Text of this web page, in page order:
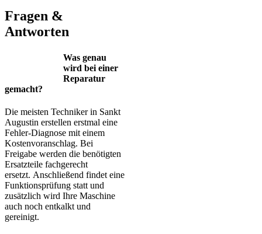
Fragen &
Antworten
Was genau
wird bei einer
Reparatur
gemacht?
Die meisten Techniker in Sankt
Augustin erstellen erstmal eine
Fehler-Diagnose mit einem
Kostenvoranschlag. Bei
Freigabe werden die benötigten
Ersatzteile fachgerecht
ersetzt. Anschließend findet eine
Funktionsprüfung statt und
zusätzlich wird Ihre Maschine
auch noch entkalkt und
gereinigt.